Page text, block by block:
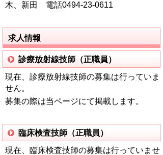
木、新田 電話0494-23-0611
求人情報
診療放射線技師（正職員）
現在、診療放射線技師の募集は行っていま
せん。
募集の際は当ページにて掲載します。
臨床検査技師（正職員）
現在、臨床検査技師の募集は行っていませ